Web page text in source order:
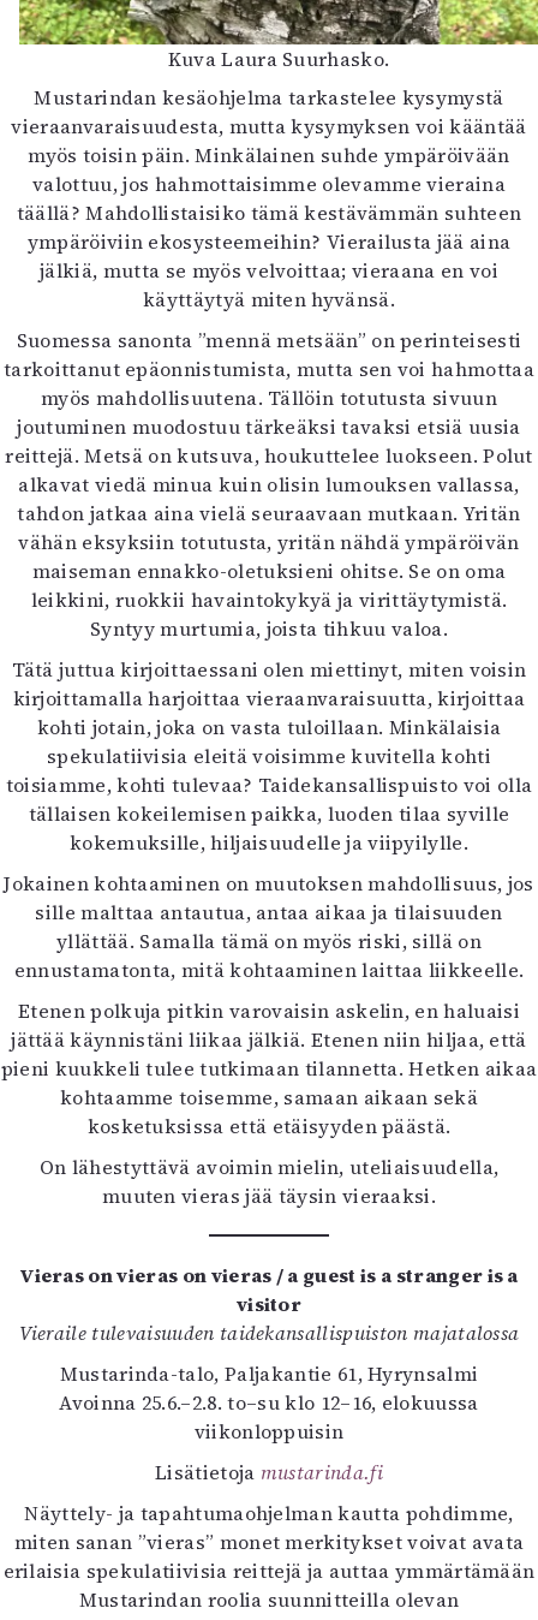
Kuva Laura Suurhasko.
Mustarindan kesäohjelma tarkastelee kysymystä
vieraanvaraisuudesta, mutta kysymyksen voi kääntää
myös toisin päin. Minkälainen suhde ympäröivään
valottuu, jos hahmottaisimme olevamme vieraina
täällä? Mahdollistaisiko tämä kestävämmän suhteen
ympäröiviin ekosysteemeihin? Vierailusta jää aina
jälkiä, mutta se myös velvoittaa; vieraana en voi
käyttäytyä miten hyvänsä.
Suomessa sanonta ”mennä metsään” on perinteisesti
tarkoittanut epäonnistumista, mutta sen voi hahmottaa
myös mahdollisuutena. Tällöin totutusta sivuun
joutuminen muodostuu tärkeäksi tavaksi etsiä uusia
reittejä. Metsä on kutsuva, houkuttelee luokseen. Polut
alkavat viedä minua kuin olisin lumouksen vallassa,
tahdon jatkaa aina vielä seuraavaan mutkaan. Yritän
vähän eksyksiin totutusta, yritän nähdä ympäröivän
maiseman ennakko-oletuksieni ohitse. Se on oma
leikkini, ruokkii havaintokykyä ja virittäytymistä.
Syntyy murtumia, joista tihkuu valoa.
Tätä juttua kirjoittaessani olen miettinyt, miten voisin
kirjoittamalla harjoittaa vieraanvaraisuutta, kirjoittaa
kohti jotain, joka on vasta tuloillaan. Minkälaisia
spekulatiivisia eleitä voisimme kuvitella kohti
toisiamme, kohti tulevaa? Taidekansallispuisto voi olla
tällaisen kokeilemisen paikka, luoden tilaa syville
kokemuksille, hiljaisuudelle ja viipyilylle.
Jokainen kohtaaminen on muutoksen mahdollisuus, jos
sille malttaa antautua, antaa aikaa ja tilaisuuden
yllättää. Samalla tämä on myös riski, sillä on
ennustamatonta, mitä kohtaaminen laittaa liikkeelle.
Etenen polkuja pitkin varovaisin askelin, en haluaisi
jättää käynnistäni liikaa jälkiä. Etenen niin hiljaa, että
pieni kuukkeli tulee tutkimaan tilannetta. Hetken aikaa
kohtaamme toisemme, samaan aikaan sekä
kosketuksissa että etäisyyden päästä.
On lähestyttävä avoimin mielin, uteliaisuudella,
muuten vieras jää täysin vieraaksi.
Vieras on vieras on vieras / a guest is a stranger is a
visitor
Vieraile tulevaisuuden taidekansallispuiston majatalossa
Mustarinda-talo, Paljakantie 61, Hyrynsalmi
Avoinna 25.6.–2.8. to–su klo 12–16, elokuussa
viikonloppuisin
Lisätietoja mustarinda.fi
Näyttely- ja tapahtumaohjelman kautta pohdimme,
miten sanan ”vieras” monet merkitykset voivat avata
erilaisia spekulatiivisia reittejä ja auttaa ymmärtämään
Mustarindan roolia suunnitteilla olevan